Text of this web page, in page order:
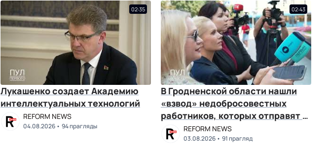
02:35
Лукашенко создает Академию
интеллектуальных технологий
REFORM NEWS
04.08.2026 94 прагляды
02:43
В Гродненской области нашли
«взвод» недобросовестных
работников, которых отправят в
армиюREFORM NEWS
03.08.2026 91 прагляд